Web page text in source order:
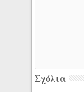
Σχόλια